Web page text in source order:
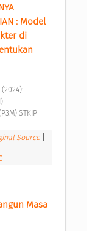
: Model
di
STKIP
Source
Masa